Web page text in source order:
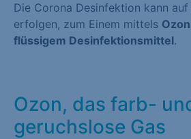
Die Corona Desinfektion kann
erfolgen, zum Einem mittels Ozon
flüssigem Desinfektionsmittel.
Ozon, das farb-
geruchslose Gas